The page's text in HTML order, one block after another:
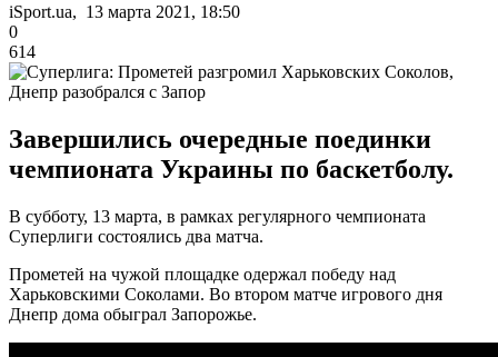
iSport.ua, 13 марта 2021, 18:50
0
614
Завершились очередные поединки
чемпионата Украины по баскетболу.
В субботу, 13 марта, в рамках регулярного чемпионата
Суперлиги состоялись два матча.
Прометей на чужой площадке одержал победу над
Харьковскими Соколами. Во втором матче игрового дня
Днепр дома обыграл Запорожье.